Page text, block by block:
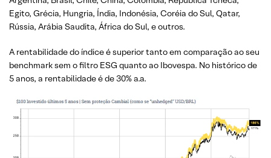
Egito, Grécia, Hungria, Índia, Indonésia, Coréia do Sul, Qatar,
Rússia, Arábia Saudita, África do Sul, e outros.
A rentabilidade do índice é superior tanto em comparação ao seu
benchmark sem o filtro ESG quanto ao Ibovespa. No histórico de
5 anos, a rentabilidade é de 30% a.a.